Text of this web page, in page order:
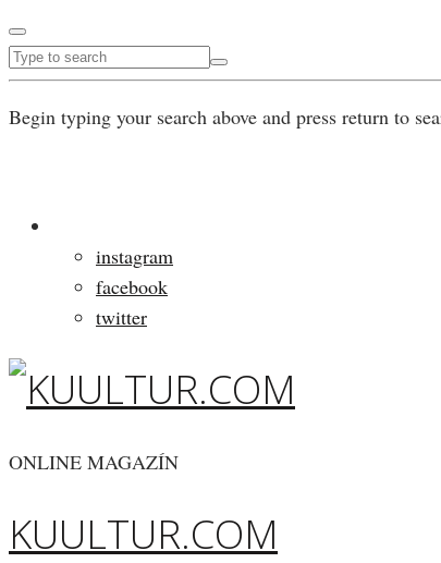
Begin typing your search above and press return to
instagram
facebook
twitter
ONLINE MAGAZÍN
KUULTUR.COM